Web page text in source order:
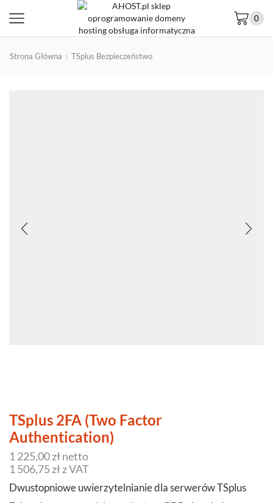
0
Strona Główna TSplus Bezpieczeństwo
TSplus 2FA (Two Factor
Authentication)
1 225,00 zł netto
1 506,75 zł z VAT
Dwustopniowe uwierzytelnianie dla serwerów TSplus